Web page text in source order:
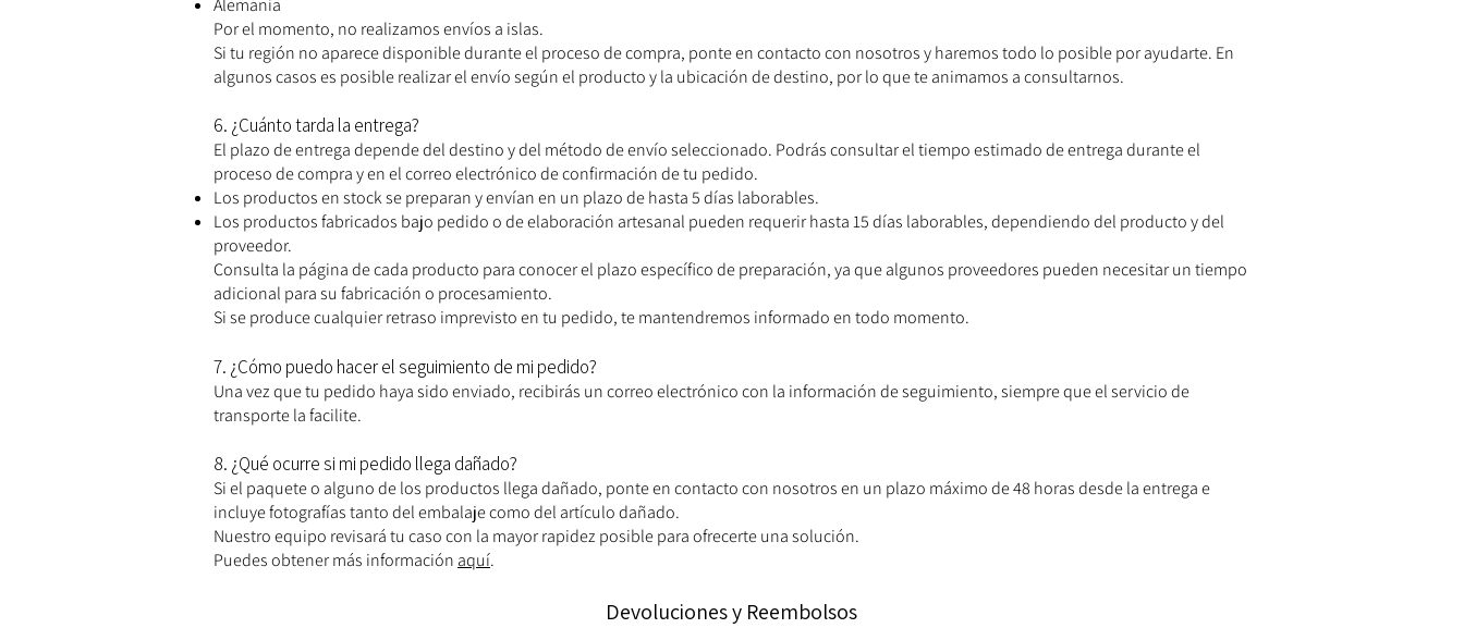
Alemania
Por el momento, no realizamos envíos a islas.
Si tu región no aparece disponible durante el proceso de compra, ponte en contacto con nosotros y haremos todo lo posible por ayudarte. En
algunos casos es posible realizar el envío según el producto y la ubicación de destino, por lo que te animamos a consultarnos.
6. ¿Cuánto tarda la entrega?
El plazo de entrega depende del destino y del método de envío seleccionado. Podrás consultar el tiempo estimado de entrega durante el
proceso de compra y en el correo electrónico de confirmación de tu pedido.
Los productos en stock se preparan y envían en un plazo de hasta 5 días laborables.
Los productos fabricados bajo pedido o de elaboración artesanal pueden requerir hasta 15 días laborables, dependiendo del producto y del
proveedor.
Consulta la página de cada producto para conocer el plazo específico de preparación, ya que algunos proveedores pueden necesitar un tiempo
adicional para su fabricación o procesamiento.
Si se produce cualquier retraso imprevisto en tu pedido, te mantendremos informado en todo momento.
7. ¿Cómo puedo hacer el seguimiento de mi pedido?
Una vez que tu pedido haya sido enviado, recibirás un correo electrónico con la información de seguimiento, siempre que el servicio de
transporte la facilite.
8. ¿Qué ocurre si mi pedido llega dañado?
Si el paquete o alguno de los productos llega dañado, ponte en contacto con nosotros en un plazo máximo de 48 horas desde la entrega e
incluye fotografías tanto del embalaje como del artículo dañado.
Nuestro equipo revisará tu caso con la mayor rapidez posible para ofrecerte una solución.
Puedes obtener más información aquí.
Devoluciones y Reembolsos